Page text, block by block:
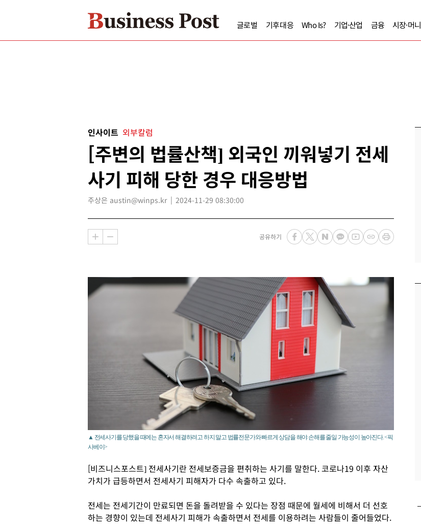
글로벌 기후대응 Who Is? 기업·산업 금융 시장·머니
인사이트 외부칼럼
[주변의 법률산책] 외국인 끼워넣기 전세
사기 피해 당한 경우 대응방법
주상은 austin@winps.kr 2024-11-29 08:30:00
공유하기
▲ 전세사기를 당했을 때에는 혼자서 해결하려고 하지 말고 법률전문가와 빠르게 상담을 해야 손해를 줄일 가능성이 높아진다. <픽
사베이>
[비즈니스포스트] 전세사기란 전세보증금을 편취하는 사기를 말한다. 코로나19 이후 자산
가치가 급등하면서 전세사기 피해자가 다수 속출하고 있다.
전세는 전세기간이 만료되면 돈을 돌려받을 수 있다는 장점 때문에 월세에 비해서 더 선호
하는 경향이 있는데 전세사기 피해가 속출하면서 전세를 이용하려는 사람들이 줄어들었다.